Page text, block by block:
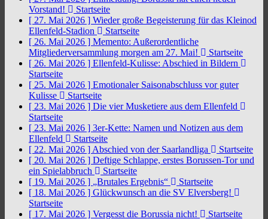
Vorstand!
Startseite
[ 27. Mai 2026 ] Wieder große Begeisterung für das Kleinod
Ellenfeld-Stadion
Startseite
[ 26. Mai 2026 ] Memento: Außerordentliche
Mitgliederversammlung morgen am 27. Mai!
Startseite
[ 26. Mai 2026 ] Ellenfeld-Kulisse: Abschied in Bildern
Startseite
[ 25. Mai 2026 ] Emotionaler Saisonabschluss vor guter
Kulisse
Startseite
[ 23. Mai 2026 ] Die vier Musketiere aus dem Ellenfeld
Startseite
[ 23. Mai 2026 ] 3er-Kette: Namen und Notizen aus dem
Ellenfeld
Startseite
[ 22. Mai 2026 ] Abschied von der Saarlandliga
Startseite
[ 20. Mai 2026 ] Deftige Schlappe, erstes Borussen-Tor und
ein Spielabbruch
Startseite
[ 19. Mai 2026 ] „Brutales Ergebnis“
Startseite
[ 18. Mai 2026 ] Glückwunsch an die SV Elversberg!
Startseite
[ 17. Mai 2026 ] Vergesst die Borussia nicht!
Startseite